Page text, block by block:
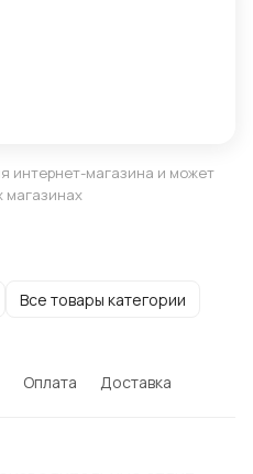
интернет-магазина и может
магазинах
Все товары категории
Оплата Доставка